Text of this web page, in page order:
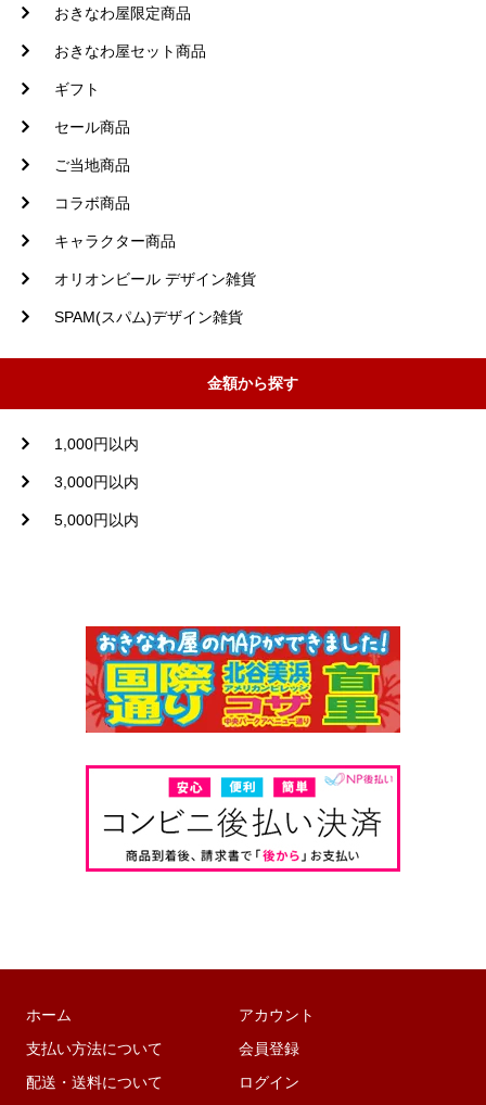
おきなわ屋限定商品
おきなわ屋セット商品
ギフト
セール商品
ご当地商品
コラボ商品
キャラクター商品
オリオンビール デザイン雑貨
SPAM(スパム)デザイン雑貨
金額から探す
1,000円以内
3,000円以内
5,000円以内
ホーム
支払い方法について
配送・送料について
アカウント
会員登録
ログイン